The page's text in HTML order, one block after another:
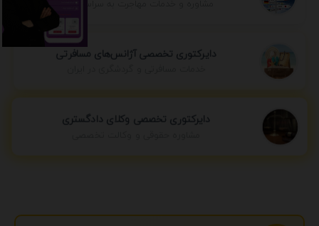
مشاوره و خدمات مهاجرت به سراسر جهان
دایرکتوری تخصصی آژانس‌های مسافرتی
دایرکتوری تخصصی وکلای دادگستری